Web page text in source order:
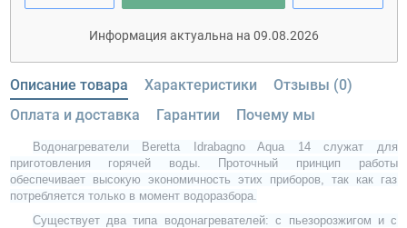
Информация актуальна на 09.08.2026
Описание товара Характеристики
Отзывы (0)
Оплата и доставка
Гарантии Почему мы
Водонагреватели Beretta Idrabagno Aqua 14 служат для
приготовления горячей воды. Проточный принцип работы
обеспечивает высокую экономичность этих приборов, так как газ
потребляется только в момент водоразбора.
Существует два типа водонагревателей: с пьезорозжигом и с